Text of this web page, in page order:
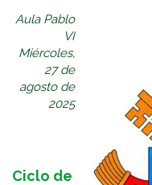
Aula Pablo
VI
Miércoles,
27 de
agosto de
2025
Ciclo de